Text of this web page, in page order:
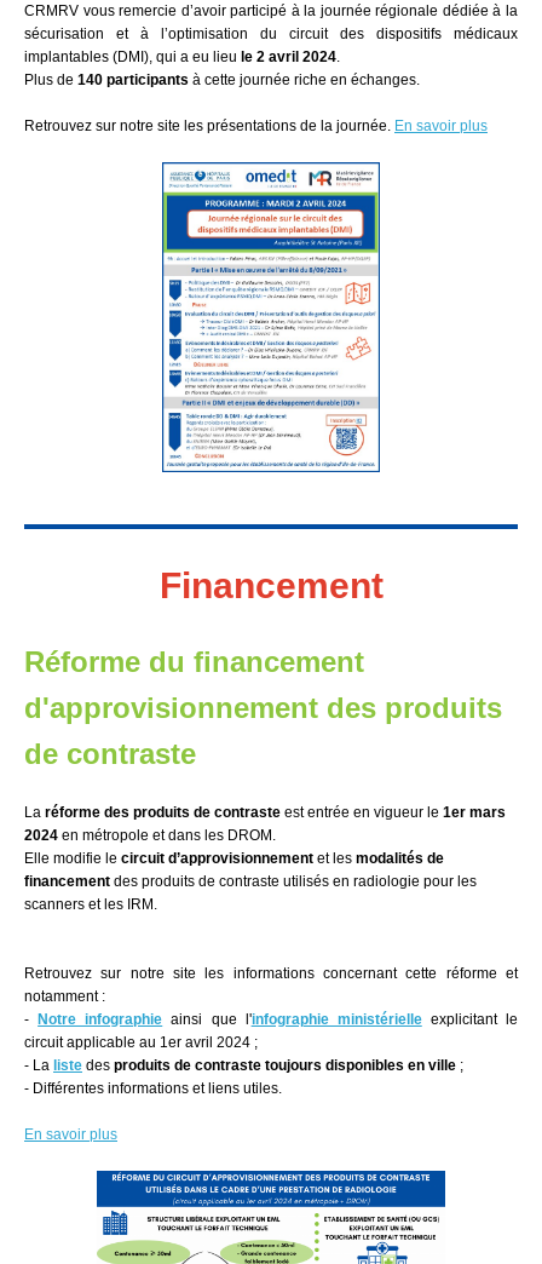
CRMRV vous remercie d’avoir participé à la journée régionale dédiée à la
sécurisation et à l’optimisation du circuit des dispositifs médicaux
implantables (DMI), qui a eu lieu le 2 avril 2024.
Plus de 140 participants à cette journée riche en échanges.
Retrouvez sur notre site les présentations de la journée. En savoir plus
Financement
Réforme du financement
d'approvisionnement des produits
de contraste
La réforme des produits de contraste est entrée en vigueur le 1er mars
2024 en métropole et dans les DROM.
Elle modifie le circuit d’approvisionnement et les modalités de
financement des produits de contraste utilisés en radiologie pour les
scanners et les IRM.
Retrouvez sur notre site les informations concernant cette réforme et
notamment :
-
Notre infographie ainsi que l'infographie ministérielleexplicitant le
circuit applicable au 1er avril 2024 ;
- La liste des produits de contraste toujours disponibles en ville ;
- Différentes informations et liens utiles.
En savoir plus